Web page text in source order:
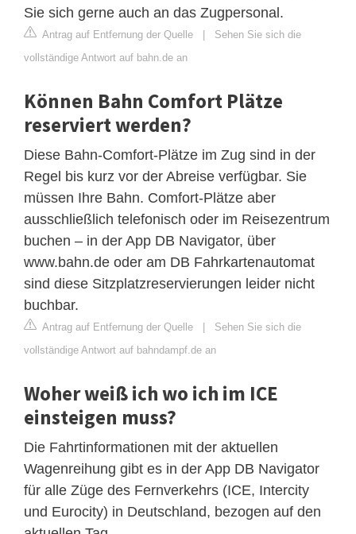
Sie sich gerne auch an das Zugpersonal.
Antrag auf Entfernung der Quelle | Sehen Sie sich die
vollständige Antwort auf bahn.de an
Können Bahn Comfort Plätze
reserviert werden?
Diese Bahn-Comfort-Plätze im Zug sind in der
Regel bis kurz vor der Abreise verfügbar. Sie
müssen Ihre Bahn. Comfort-Plätze aber
ausschließlich telefonisch oder im Reisezentrum
buchen – in der App DB Navigator, über
www.bahn.de oder am DB Fahrkartenautomat
sind diese Sitzplatzreservierungen leider nicht
buchbar.
Antrag auf Entfernung der Quelle | Sehen Sie sich die
vollständige Antwort auf bahndampf.de an
Woher weiß ich wo ich im ICE
einsteigen muss?
Die Fahrtinformationen mit der aktuellen
Wagenreihung gibt es in der App DB Navigator
für alle Züge des Fernverkehrs (ICE, Intercity
und Eurocity) in Deutschland, bezogen auf den